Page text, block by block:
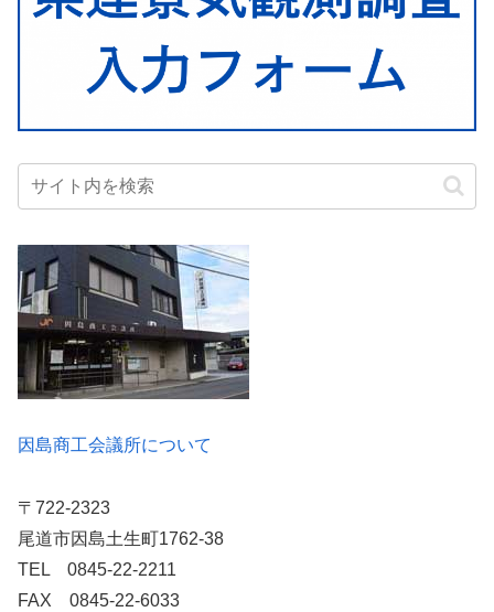
因島商工会議所について
〒722-2323
尾道市因島土生町1762-38
TEL 0845-22-2211
FAX 0845-22-6033